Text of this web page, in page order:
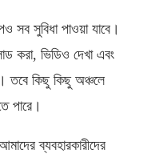
সুবিধা পাওয়া যাবে।
করা, ভিডিও দেখা এবং
তবে কিছু কিছু অঞ্চলে
পারে।
ব্যবহারকারীদের